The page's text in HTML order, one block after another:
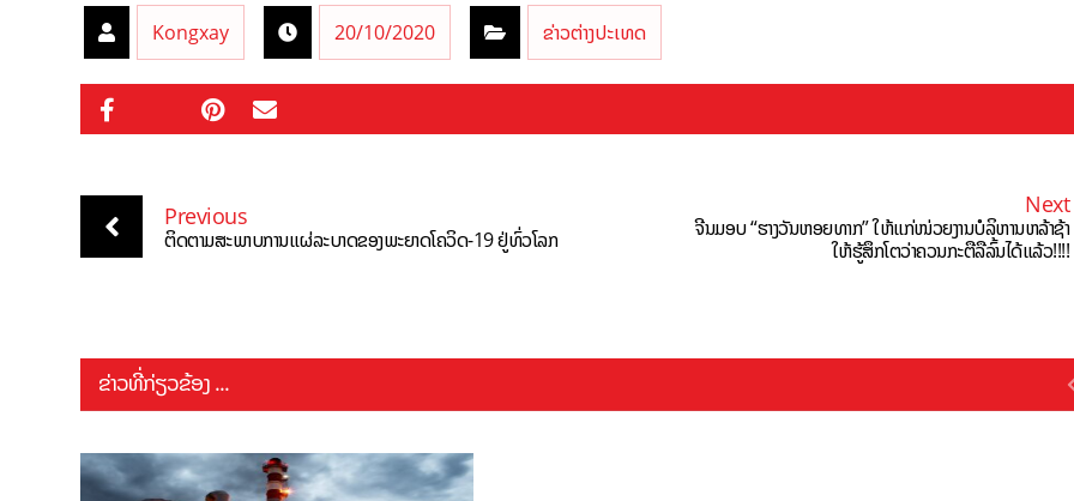
Kongxay 20/10/2020 ຂ່າວຕ່າງປະເທດ
Previous
ຕິດຕາມສະພາບການແຜ່ລະບາດຂອງພະຍາດໂຄວິດ-19 ຢູ່ທົ່ວໂລກ
Next
ຈີນມອບ “ຮາງວັນຫອຍທາກ” ໃຫ້ແກ່ໜ່ວຍງານບໍລິຫານຫລ້າຊ້າ
ໃຫ້ຮູ້ສຶກໂຕວ່າຄວນກະຕືລືລົ້ນໄດ້ແລ້ວ!!!!
ຂ່າວທີ່ກ່ຽວຂ້ອງ ...